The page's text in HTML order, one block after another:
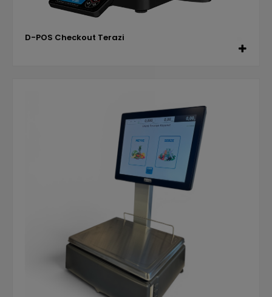
D-POS Checkout Terazi